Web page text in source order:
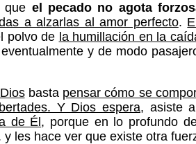
que el pecado no agota
a alzarlas al amor perfecto.
polvo de la humillación en la
y de modo
basta pensar cómo se
Y Dios espera, asiste
de Él , porque en lo profundo
y les hace ver que existe otra